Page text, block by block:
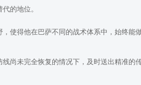
的地位。
使得他在巴萨不同的战术体系中，始终能
尚未完全恢复的情况下，及时送出精准的